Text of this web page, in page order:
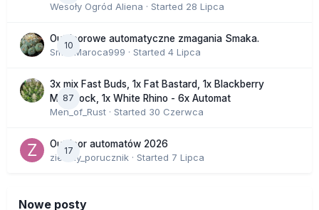
Wesoły Ogród Aliena · Started 28 Lipca
10
Outdoorowe automatyczne zmagania Smaka.
SmakMaroca999 · Started 4 Lipca
87
3x mix Fast Buds, 1x Fat Bastard, 1x Blackberry
Moonrock, 1x White Rhino - 6x Automat
Men_of_Rust · Started 30 Czerwca
17
Outdoor automatów 2026
zielony_porucznik · Started 7 Lipca
Nowe posty